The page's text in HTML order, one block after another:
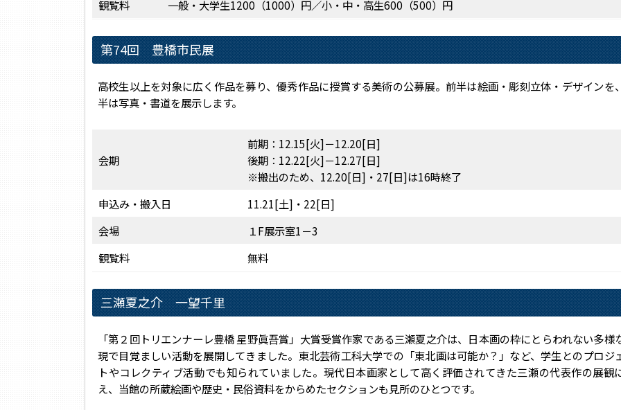
観覧料
一般・大学生1200（1000）円／小・中・高生600（500）円
第74回 豊橋市民展
高校生以上を対象に広く作品を募り、優秀作品に授賞する美術の公募展。前半は絵画・彫刻立体・デザインを
半は写真・書道を展示します。
会期
前期：12.15[火]－12.20[日]
後期：12.22[火]－12.27[日]
※搬出のため、12.20[日]・27[日]は16時終了
申込み・搬入日
11.21[土]・22[日]
会場
１F展示室1－3
観覧料
無料
三瀬夏之介 一望千里
「第２回トリエンナーレ豊橋 星野眞吾賞」大賞受賞作家である三瀬夏之介は、日本画の枠にとらわれない多様
現で目覚ましい活動を展開してきました。東北芸術工科大学での「東北画は可能か？」など、学生とのプロジ
トやコレクティブ活動でも知られていました。現代日本画家として高く評価されてきた三瀬の代表作の展観
え、当館の所蔵絵画や歴史・民俗資料をからめたセクションも見所のひとつです。